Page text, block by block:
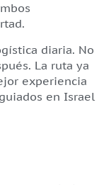
diaria. No
La ruta ya
experiencia
en Israel